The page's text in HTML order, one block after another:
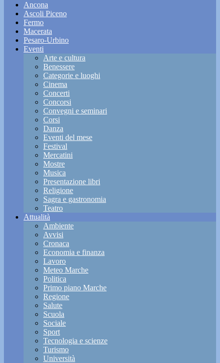
Ancona
Ascoli Piceno
Fermo
Macerata
Pesaro-Urbino
Eventi
Arte e cultura
Benessere
Categorie e luoghi
Cinema
Concerti
Concorsi
Convegni e seminari
Corsi
Danza
Eventi del mese
Festival
Mercatini
Mostre
Musica
Presentazione libri
Religione
Sagra e gastronomia
Teatro
Attualità
Ambiente
Avvisi
Cronaca
Economia e finanza
Lavoro
Meteo Marche
Politica
Primo piano Marche
Regione
Salute
Scuola
Sociale
Sport
Tecnologia e scienze
Turismo
Università